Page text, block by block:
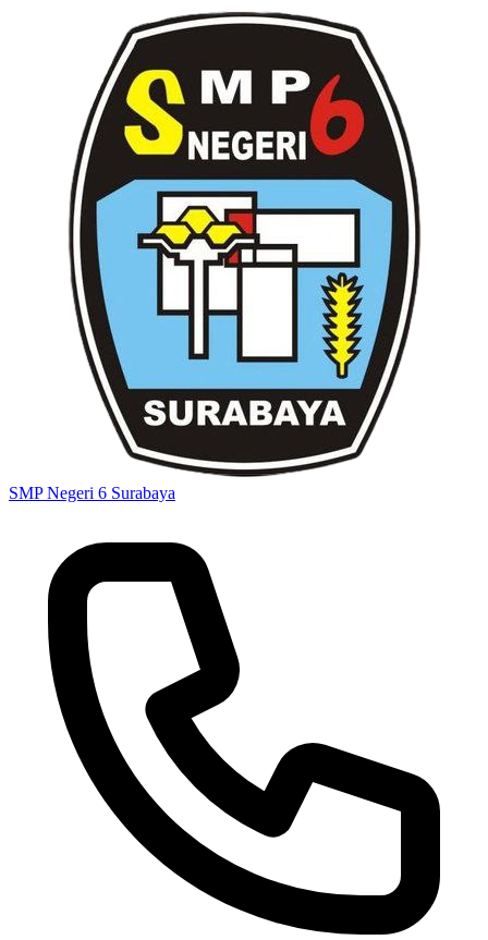
SMP Negeri 6 Surabaya